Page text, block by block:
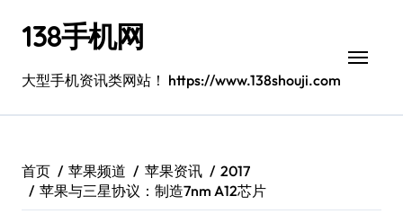
138手机网
大型手机资讯类网站！ https://www.138shouji.com
首页 苹果频道 苹果资讯
2017
苹果与三星协议：制造7nm A12芯片